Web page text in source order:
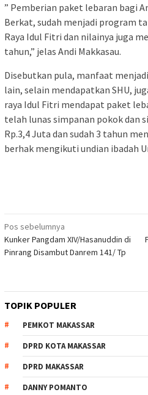
” Pemberian paket lebaran bagi
Berkat, sudah menjadi program
Raya Idul Fitri dan nilainya juga
tahun,” jelas Andi Makkasau.
Disebutkan pula, manfaat
lain, selain mendapatkan SHU,
raya Idul Fitri mendapat paket
telah lunas simpanan pokok dan
Rp.3,4 Juta dan sudah 3 tahun
berhak mengikuti undian ibadah
Navigasi
pos
Pos sebelumnya
Kunker Pangdam XIV/Hasanuddin di
Pinrang Disambut Danrem 141/ Tp
TOPIK POPULER
PEMKOT MAKASSAR
DPRD KOTA MAKASSAR
DPRD MAKASSAR
DANNY POMANTO